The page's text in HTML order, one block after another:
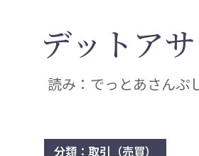
デットア
読み：でっとあさんぷ
分類：取引（売買）